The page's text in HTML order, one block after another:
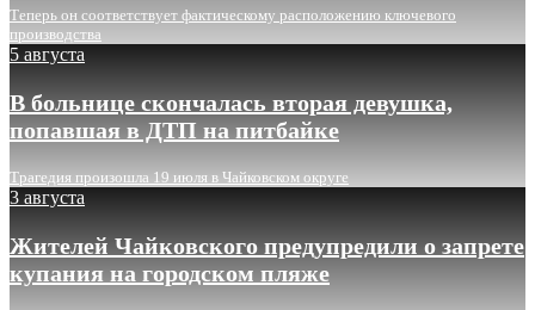
Теперь он соответствует фактическому расположению ключевого
производства
5 августа
В больнице скончалась вторая девушка,
попавшая в ДТП на питбайке
Трагедия произошла 19 июля в Чайковском округе
3 августа
Жителей Чайковского предупредили о запрете
купания на городском пляже